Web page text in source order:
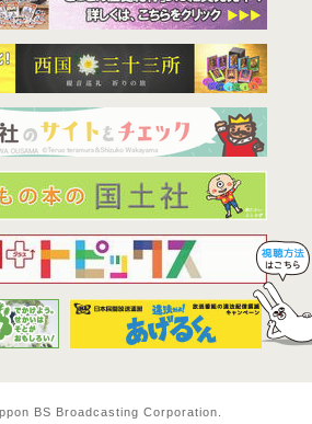
BS Broadcasting Corporation.